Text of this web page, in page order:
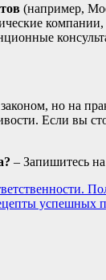
(например,
но на
Если вы
– Запишитесь
успешных